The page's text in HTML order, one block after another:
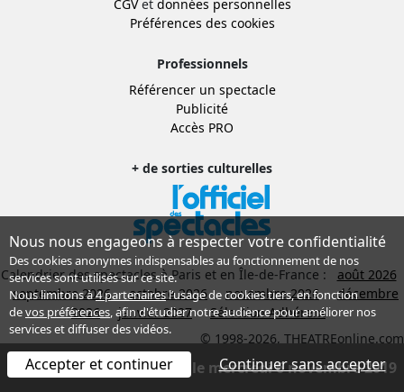
CGVet données personnelles
Préférences des cookies
Professionnels
Référencer un spectacle
Publicité
Accès PRO
+ de sorties culturelles
Calendrier des spectacles à Paris et en Île-de-France :
août 2026
septembre 2026
octobre 2026 novembre 2026
décembre
2026
janvier 2027
Sélection Adhérent
© 1998-2026, THEATREonline.com
Spectacle terminé depuis le mercredi 6 novembre 2019
Nous nous engageons à respecter votre confidentialité
Des cookies anonymes indispensables au fonctionnement de nos
services sont utilisés sur ce site.
Nous limitons à4 partenairesl’usage de cookies tiers, en fonction
devos préférences, afin d'étudier notre audience pour améliorer nos
services et diffuser des vidéos.
Accepter et continuer Continuer sans accepter